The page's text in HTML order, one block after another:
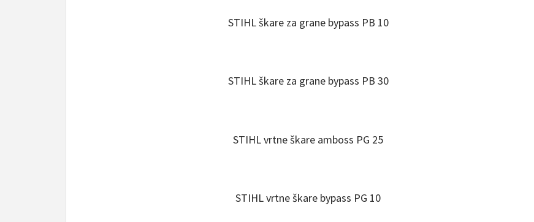
STIHL škare za grane bypass PB 10
STIHL škare za grane bypass PB 30
STIHL vrtne škare amboss PG 25
STIHL vrtne škare bypass PG 10